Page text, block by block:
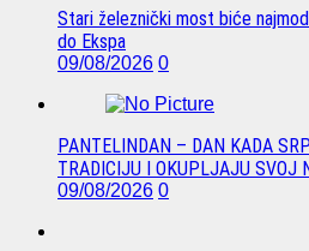
Stari železnički most biće
do Ekspa
09/08/2026 0
PANTELINDAN – DAN KADA
TRADICIJU I OKUPLJAJU SVOJ
09/08/2026 0